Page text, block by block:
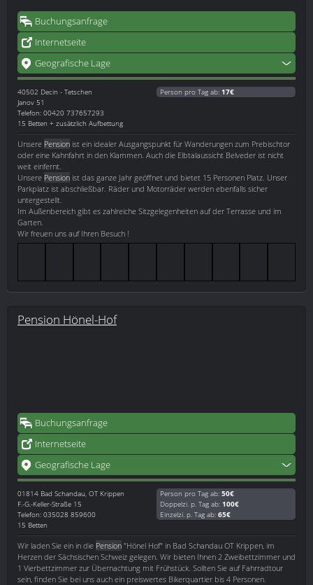
Buchungsanfrage
Internetseite
Geografische Lage
40502 Decin - Tetschen
Janov 51
Telefon: 00420 737657293
15 Betten + zusätzlich Aufbettung
Person pro Tag ab: 17€
Unsere Pension ist ein idealer Ausgangspunkt für Wanderungen zum Prebischtor
oder eine Kahnfahrt in den Klammen. Auch die Elbtalaussicht Belveder ist nicht
weit einfernt.
Unsere Pension ist das ganze Jahr geöffnet und bietet 15 Personen Platz. Unser
Parkplatz ist abschließbar. Räder und Motorräder werden ebenfalls sicher
untergestellt.
Im Außenbereich gibt es zahlreiche Sitzgelegenheiten auf der Terrasse und im
Garten.
Wir freuen uns auf Ihren Besuch !
Pension Hönel-Hof
Buchungsanfrage
Internetseite
Geografische Lage
01814 Bad Schandau, OT Krippen
F.-G.-Keller-Straße 15
Telefon: 035028 859600
15 Betten
Person pro Tag ab: 50€
Doppelzi. p. Tag ab: 100€
Einzelzi. p. Tag ab: 65€
Wir laden Sie ein in die Pension "Hönel Hof" in Bad Schandau OT Krippen, im
Herzen der Sächsischen Schweiz gelegen. Wir bieten Ihnen 2 Zweibettzimmer und
1 Vierbettzimmer zur Übernachtung mit Frühstück. Sollten Sie auf Fahrradtour
sein, finden Sie bei uns auch ein preiswertes Bikerquartier bis 4 Personen.